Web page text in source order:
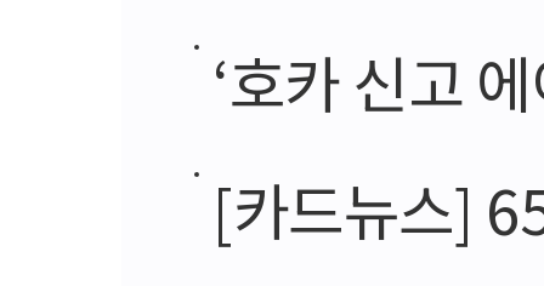
‘호카 신고 에
[카드뉴스]